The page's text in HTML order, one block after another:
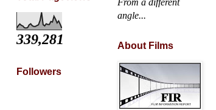
339,281
Followers
angle...
About Films